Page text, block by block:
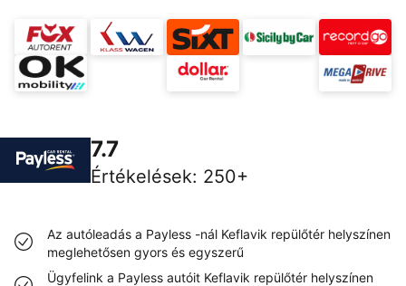
7.7
Értékelések: 250+
Az autóleadás a Payless -nál Keflavik repülőtér helyszínen
meglehetősen gyors és egyszerű
Ügyfelink a Payless autóit Keflavik repülőtér helyszínen